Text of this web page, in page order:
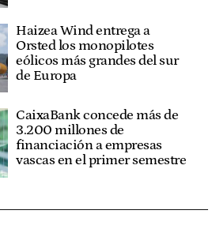
Haizea Wind entrega a
Orsted los monopilotes
eólicos más grandes del sur
de Europa
CaixaBank concede más de
3.200 millones de
financiación a empresas
vascas en el primer semestre